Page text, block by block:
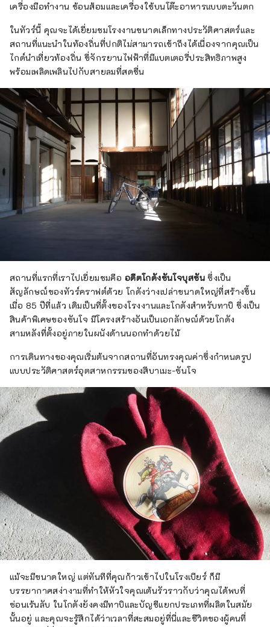
เครื่องมือทำงาน ช้อนส้อมและเครื่องใช้บนโต๊ะอาหารแบบตะวันตก
ในทัวร์นี้ คุณจะได้เยี่ยมชมโรงงานขนาดเล็กทางประวัติศาสตร์และ
สถานที่แนะนำในท้องถิ่นที่ปกติไม่สามารถเข้าถึงได้เนื่องจากคุณเป็น
ไกด์นำเที่ยวท้องถิ่น ขี่จักรยานไฟฟ้าที่มีแบตเตอรี่ประสิทธิภาพสูง
พร้อมเพลิดเพลินไปกับสายลมที่สดชื่น
สถานที่แรกที่เราไปเยี่ยมชมคือ อดีตโกดังซันโจบุสซันซึ่งเป็น
สัญลักษณ์ของทัวร์คราฟต์ด้วย โกดังว่างเปล่าขนาดใหญ่ที่สร้างขึ้น
เมื่อ 85 ปีที่แล้ว เดิมเป็นที่ตั้งของโรงงานและโกดังสำหรับทาบิ ซึ่งเป็น
สินค้าพิเศษของซันโจ มีโครงสร้างอันเป็นเอกลักษณ์ด้วยโกดัง
สามหลังที่ตั้งอยู่ภายในผนังด้านนอกทำด้วยไม้
การเดินทางของคุณเริ่มต้นจากสถานที่อันทรงคุณค่าซึ่งกำหนดรูป
แบบประวัติศาสตร์อุตสาหกรรมของสึบาเมะ-ซันโจ
แม้จะมีขนาดใหญ่ แต่ทันทีที่คุณก้าวเข้าไปในโรงเบียร์ ก็มี
บรรยากาศสง่างามที่ทำให้หัวใจคุณเต้นรัวราวกับว่าคุณได้พบที่
ซ่อนเร้นลับ ในโกดังยังคงมีทาบิและบัญชีแยกประเภทที่ผลิตในสมัย
นั้นอยู่ และคุณจะรู้สึกได้ว่าเวลาที่สะสมอยู่ที่นี่และชีวิตของผู้คนที่